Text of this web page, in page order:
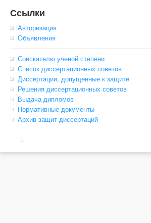
Ссылки
Авторизация
Объявления
Соискателю ученой степени
Список диссертационных советов
Диссертации, допущенные к защите
Решения диссертационных советов
Выдача дипломов
Нормативные документы
Архив защит диссертаций
L